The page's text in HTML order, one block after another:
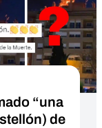
“una
de